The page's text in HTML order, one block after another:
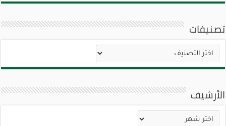
تصنيفات
تصنيفات
الأرشيف
الأرشيف